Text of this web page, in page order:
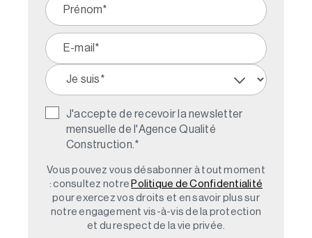
J'accepte de recevoir la newsletter
mensuelle de l'Agence Qualité
Construction. *
Vous pouvez vous désabonner à tout moment
: consultez notre Politique de Confidentialité
pour exercez vos droits et en savoir plus sur
notre engagement vis-à-vis de la protection
et du respect de la vie privée.